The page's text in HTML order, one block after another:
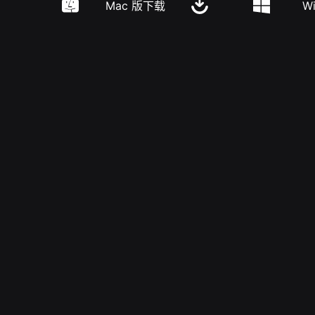
Mac 版下载